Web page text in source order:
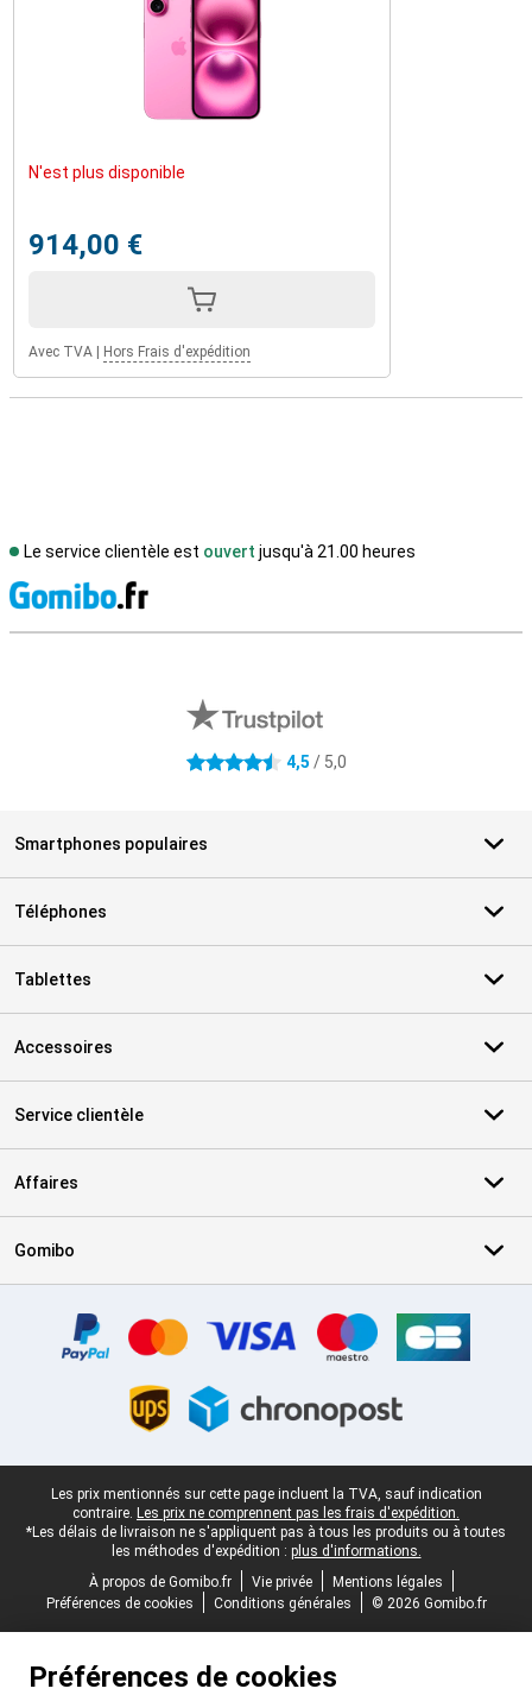
encore plus de fonctionnalités ou un écran plus grand ? Découvrez
l'iPhone 16 Plus, l'iPhone 16 Pro ou l'iPhone 16 Pro Max. Chacun de
ces modèles offre des avantages uniques et convient
parfaitement aux utilisateurs qui veulent ce qu'il y a de mieux.
N'est plus disponible
914,00 €
Avec TVA Hors Frais d'expédition
Le service clientèle est ouvert jusqu'à 21.00 heures
4.5 étoiles 4,5 / 5,0
Smartphones populaires
Téléphones
Tablettes
Accessoires
Service clientèle
Affaires
Gomibo
Pied-de-page légal
Les prix mentionnés sur cette page incluent la TVA, sauf indication
contraire. Les prix ne comprennent pas les frais d'expédition.
*Les délais de livraison ne s'appliquent pas à tous les produits ou à toutes
les méthodes d'expédition : plus d'informations.
À propos de Gomibo.fr
Vie privée
Mentions légales
Préférences de cookies
Conditions générales © 2026 Gomibo.fr
Préférences de cookies